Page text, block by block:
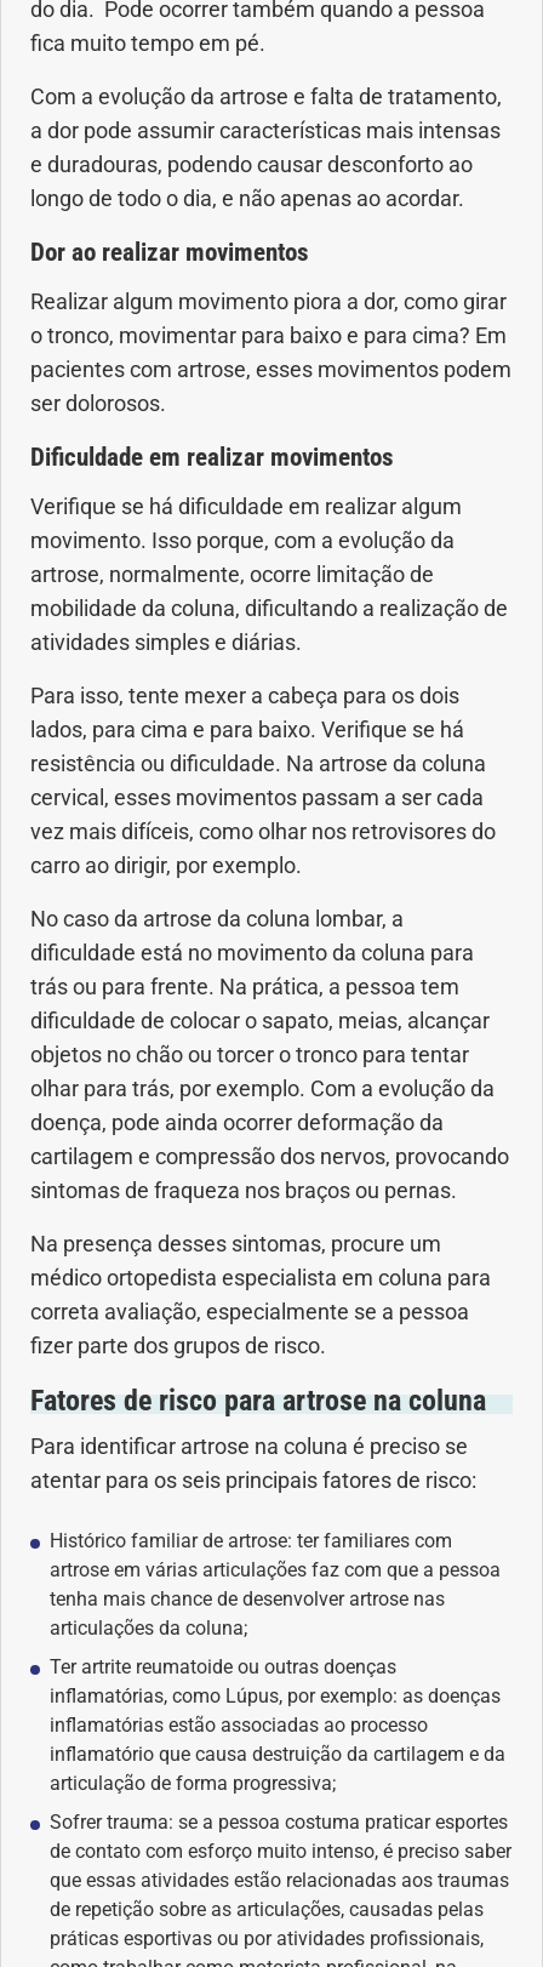
Vacinas
do dia. Pode ocorrer também quando a pessoa
fica muito tempo em pé.
Com a evolução da artrose e falta de tratamento,
a dor pode assumir características mais intensas
e duradouras, podendo causar desconforto ao
longo de todo o dia, e não apenas ao acordar.
Dor ao realizar movimentos
Realizar algum movimento piora a dor, como girar
o tronco, movimentar para baixo e para cima? Em
pacientes com artrose, esses movimentos podem
ser dolorosos.
Dificuldade em realizar movimentos
Verifique se há dificuldade em realizar algum
movimento. Isso porque, com a evolução da
artrose, normalmente, ocorre limitação de
mobilidade da coluna, dificultando a realização de
atividades simples e diárias.
Para isso, tente mexer a cabeça para os dois
lados, para cima e para baixo. Verifique se há
resistência ou dificuldade. Na artrose da coluna
cervical, esses movimentos passam a ser cada
vez mais difíceis, como olhar nos retrovisores do
carro ao dirigir, por exemplo.
No caso da artrose da coluna lombar, a
dificuldade está no movimento da coluna para
trás ou para frente. Na prática, a pessoa tem
dificuldade de colocar o sapato, meias, alcançar
objetos no chão ou torcer o tronco para tentar
olhar para trás, por exemplo. Com a evolução da
doença, pode ainda ocorrer deformação da
cartilagem e compressão dos nervos, provocando
sintomas de fraqueza nos braços ou pernas.
Na presença desses sintomas, procure um
médico ortopedista especialista em coluna para
correta avaliação, especialmente se a pessoa
fizer parte dos grupos de risco.
Fatores de risco para artrose na coluna
Para identificar artrose na coluna é preciso se
atentar para os seis principais fatores de risco:
Histórico familiar de artrose: ter familiares com
artrose em várias articulações faz com que a pessoa
tenha mais chance de desenvolver artrose nas
articulações da coluna;
Ter artrite reumatoide ou outras doenças
inflamatórias, como Lúpus, por exemplo: as doenças
inflamatórias estão associadas ao processo
inflamatório que causa destruição da cartilagem e da
articulação de forma progressiva;
Sofrer trauma: se a pessoa costuma praticar esportes
de contato com esforço muito intenso, é preciso saber
que essas atividades estão relacionadas aos traumas
de repetição sobre as articulações, causadas pelas
práticas esportivas ou por atividades profissionais,